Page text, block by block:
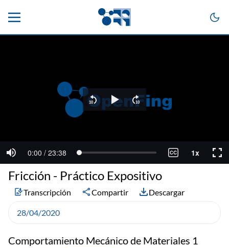
Comportamiento Mecánico de Materiales 1
Fricción - Práctico Expositivo
Transcripción Compartir Descargar
28/04/2020